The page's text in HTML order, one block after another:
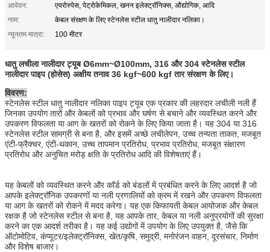
आवेदन:
एयरोस्पेस, पेट्रोकेमिकल, खनन इलेक्ट्रॉनिक्स, औद्योगिक, आदि
नाम:
केबल संरक्षण के लिए स्टेनलेस स्टील धातु नालीदार नलिका।
न्यूनतम मात्रा:
100 मीटर
धातु लचीला नालीदार ट्यूब Ø6mm~Ø100mm, 316 और 304 स्टेनलेस स्टील
नालीदार पाइप (होसेस) अक्षीय तनाव 36 kgf~600 kgf तार संरक्षण के लिए।
विवरण:
स्टेनलेस स्टील धातु नालीदार नलिका पाइप ट्यूब एक प्रकार की लहरदार लचीली नली हैं
जिनका उपयोग तारों और केबलों को प्रभाव और घर्षण से बचाने और व्यवस्थित करने और
उपकरण विफलता या आग के खतरों को रोकने के लिए किया जाता है। यह 304 या 316
स्टेनलेस स्टील सामग्री से बना है, और इसमें अच्छे लचीलेपन, उच्च तन्यता ताकत, मजबूत
एंटी-फ्रैक्चर, एंटी-थकान, उच्च तापमान प्रतिरोध, प्रभाव प्रतिरोध, मजबूत संक्षारण
प्रतिरोध और अनुचित मरोड़ क्षति के प्रतिरोध आदि की विशेषताएं हैं।
यह केबलों को व्यवस्थित करने और कॉर्ड को बंडलों में प्रबंधित करने के लिए आदर्श है जो
आपके इलेक्ट्रॉनिक उपकरणों या नली प्रणालियों को क्रम में रखने और उपकरण विफलता
या आग के खतरों को रोकने में मदद करेगा। यह एक किफायती केबल आयोजक और केबल
रक्षक है जो स्टेनलेस स्टील से बना है, यह आपके तार, केबल या नली अनुप्रयोगों की सुरक्षा
करने का एक आदर्श तरीका है। यह कई उद्योगों में उपयोग के लिए उपयुक्त है, जैसे कि
ऑटोमोटिव, कंप्यूटर/इलेक्ट्रॉनिक्स, खेत/कृषि, समुद्री, मनोरंजन वाहन, दूरसंचार, निर्माण
और विशेष बाजार।